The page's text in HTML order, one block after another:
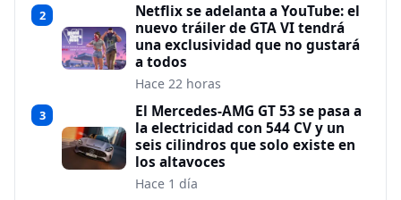
2
Netflix se adelanta a YouTube: el
nuevo tráiler de GTA VI tendrá
una exclusividad que no gustará
a todos
Hace 22 horas
3
El Mercedes-AMG GT 53 se pasa a
la electricidad con 544 CV y un
seis cilindros que solo existe en
los altavoces
Hace 1 día